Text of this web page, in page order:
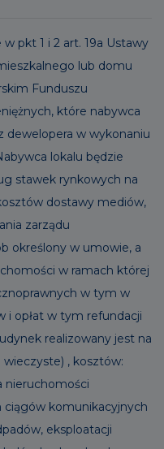
pkt 1 i 2 art. 19a Ustawy
lub domu
Funduszu
które nabywca
dewelopera w wykonaniu
lokalu będzie
stawek rynkowych na
dostawy mediów,
zarządu
określony w umowie, a
w ramach której
w tym w
i opłat w tym refundacji
realizowany jest na
, kosztów:
nieruchomości
komunikacyjnych
eksploatacji